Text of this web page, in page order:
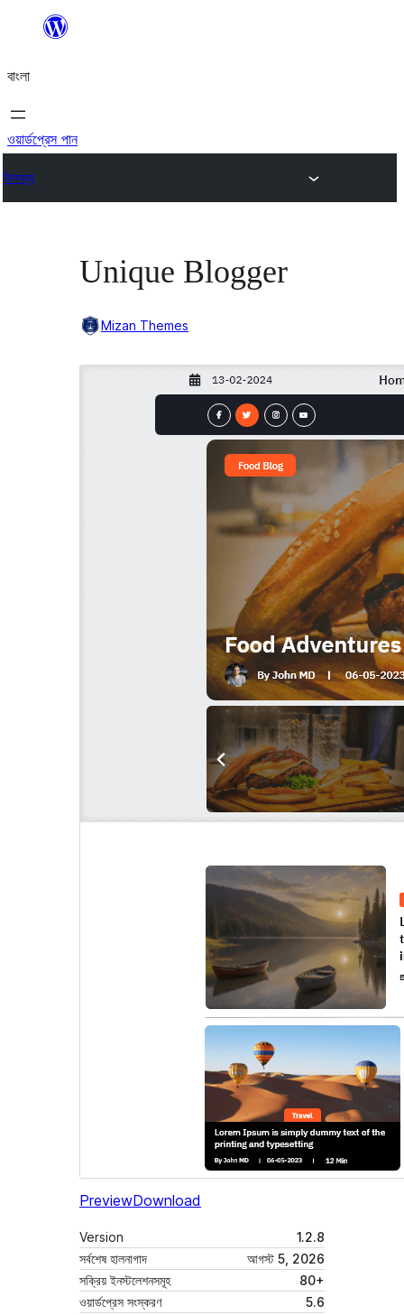
যান
বাংলা
ওয়ার্ডপ্রেস পান
থিমসমূহ
Unique Blogger
Mizan Themes
PreviewDownload
Version
1.2.8
সর্বশেষ হালনাগাদ
আগস্ট 5, 2026
সক্রিয় ইনস্টলেশনসমূহ
80+
ওয়ার্ডপ্রেস সংস্করণ
5.6